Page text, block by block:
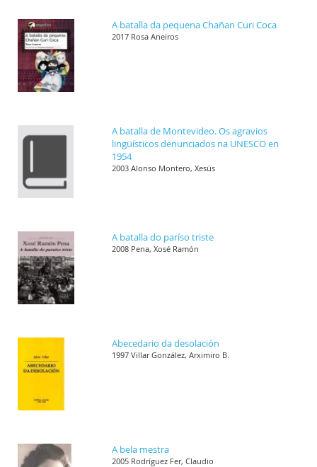
A batalla da pequena Chañan Curi Coca
2017 Rosa Aneiros
A batalla de Montevideo. Os agravios
lingüísticos denunciados na UNESCO en
1954
2003 Alonso Montero, Xesús
A batalla do paríso triste
2008 Pena, Xosé Ramón
Abecedario da desolación
1997 Villar González, Arximiro B.
A bela mestra
2005 Rodríguez Fer, Claudio